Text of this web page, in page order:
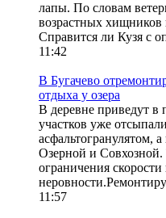
лапы. По словам
возрастных хищников
Справится ли Кузя с
11:42
В Бугачево
отдыха у озера
В деревне приведут в
участков уже
асфальтогранулятом,
Озерной и Совхозной.
ограничения
11:57